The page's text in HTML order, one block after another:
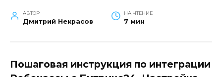
АВТОР
Дмитрий Некрасов
НА ЧТЕНИЕ
7 мин
Пошаговая инструкция по интеграции